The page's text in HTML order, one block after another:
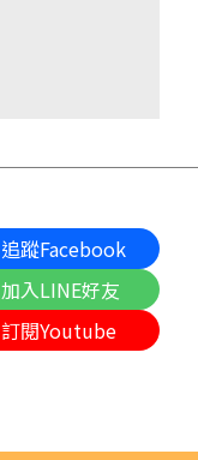
追蹤Facebook
加入LINE好友
訂閱Youtube